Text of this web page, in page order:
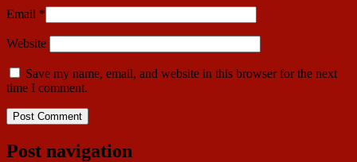
Email *
Website
Save my name, email, and website in this browser for the next
time I comment.
Post navigation